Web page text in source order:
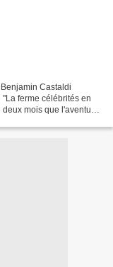
Castaldi
ferme célébrités en
mois que l'aventure